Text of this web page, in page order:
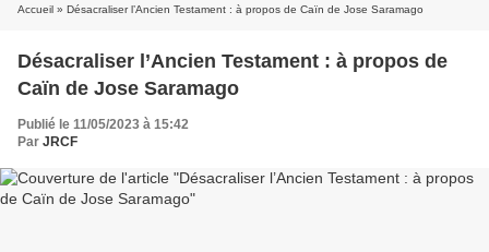
Accueil » Désacraliser l’Ancien Testament : à propos de Caïn de Jose Saramago
Désacraliser l’Ancien Testament : à propos de
Caïn de Jose Saramago
Publié le 11/05/2023 à 15:42
Par JRCF